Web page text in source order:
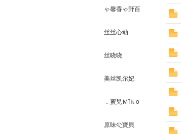
ゃ馨香ゃ野百
合
丝丝心动
丝晓晓
美丝凯尔妃
．蜜兒Ｍīｋo
原味尐寶貝